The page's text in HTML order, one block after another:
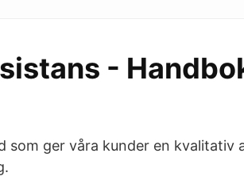
-
som ger våra kunder en kvalitativ